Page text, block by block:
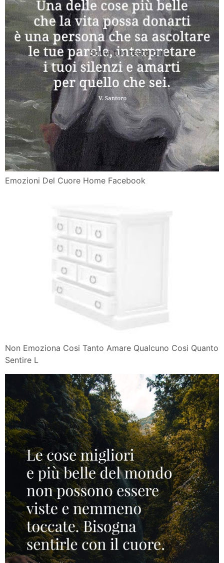
Emozioni Del Cuore Home Facebook
Non Emoziona Cosi Tanto Amare Qualcuno Cosi Quanto
Sentire L